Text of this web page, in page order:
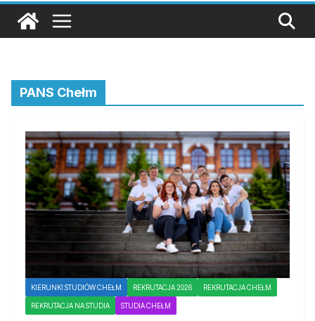
PANS Chełm
KIERUNKI STUDIÓW CHEŁM REKRUTACJA 2026 REKRUTACJA CHEŁM
REKRUTACJA NA STUDIA STUDIA CHEŁM